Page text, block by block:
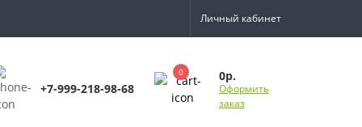
Личный кабинет
+7-999-218-98-68
0 0р.
Оформить
заказ